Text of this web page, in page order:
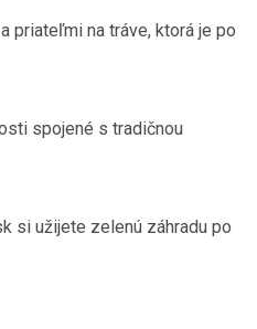
priateľmi na tráve, ktorá je po
spojené s tradičnou
si užijete zelenú záhradu po